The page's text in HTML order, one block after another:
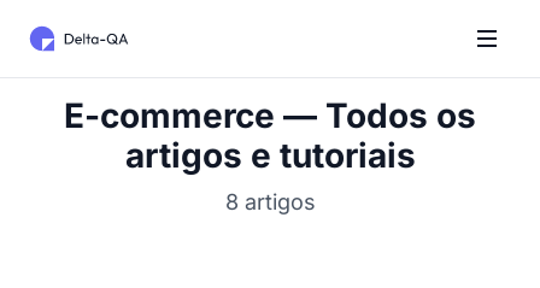
E-commerce — Todos os
artigos e tutoriais
8 artigos